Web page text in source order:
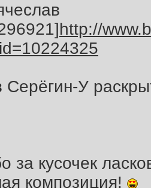
http://
Серёгин-У
за кусочек
композиция!